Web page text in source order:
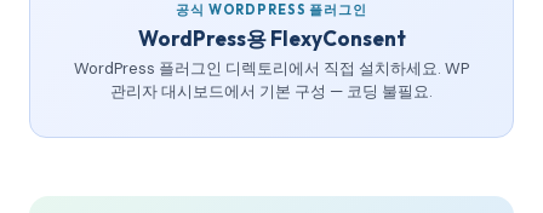
공식 WORDPRESS 플러그인
WordPress용 FlexyConsent
WordPress 플러그인 디렉토리에서 직접 설치하세요. WP
관리자 대시보드에서 기본 구성 — 코딩 불필요.